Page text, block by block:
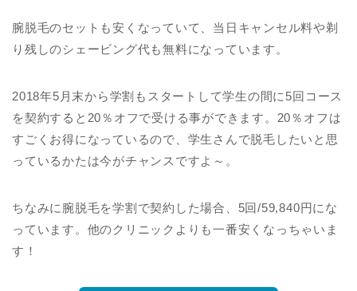
腕脱毛のセットも安くなっていて、当日キャンセル料や剃
り残しのシェービング代も無料になっています。
2018年5月末から学割もスタートして学生の間に5回コース
を契約すると20％オフで受ける事ができます。20％オフは
すごくお得になっているので、学生さんで脱毛したいと思
っているかたは今がチャンスですよ～。
ちなみに腕脱毛を学割で契約した場合、5回/59,840円にな
っています。他のクリニックよりも一番安くなっちゃいま
す！